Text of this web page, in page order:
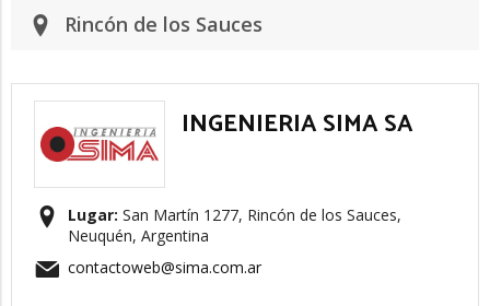
Rincón de los Sauces
INGENIERIA SIMA SA
Lugar: San Martín 1277, Rincón de los Sauces,
Neuquén, Argentina
contactoweb@sima.com.ar